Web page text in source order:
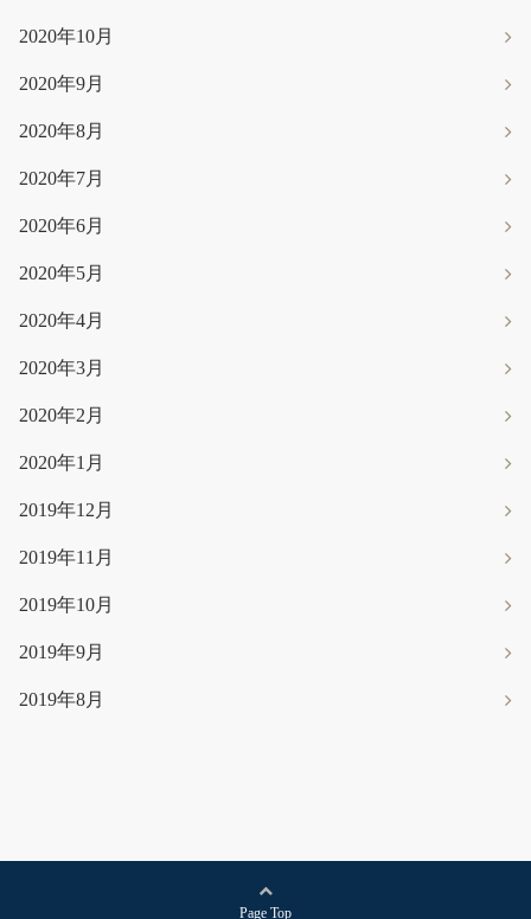
2020年10月
2020年9月
2020年8月
2020年7月
2020年6月
2020年5月
2020年4月
2020年3月
2020年2月
2020年1月
2019年12月
2019年11月
2019年10月
2019年9月
2019年8月
Page Top